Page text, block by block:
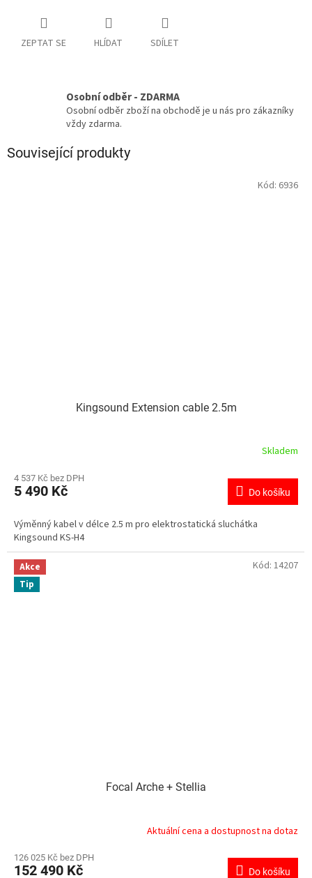
ZEPTAT SE HLÍDAT SDÍLET
Osobní odběr - ZDARMA
Osobní odběr zboží na obchodě je u nás pro zákazníky
vždy zdarma.
Související produkty
Kingsound Extension cable 2.5m
Skladem
4 537 Kč bez DPH
5 490 Kč Do košíku
Výměnný kabel v délce 2.5 m pro elektrostatická sluchátka
Kingsound KS-H4
Kód: 6936
Akce
Tip
Focal Arche + Stellia
Aktuální cena a dostupnost na dotaz
126 025 Kč bez DPH
152 490 Kč Do košíku
Kód: 14207